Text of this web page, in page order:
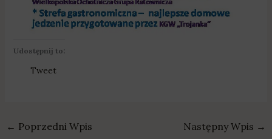
Udostępnij to:
Tweet
← Poprzedni Wpis Następny Wpis →